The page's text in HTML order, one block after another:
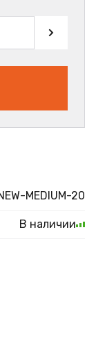
MEDIUM-20
В наличии